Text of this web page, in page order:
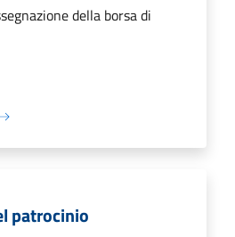
della borsa di
patrocinio